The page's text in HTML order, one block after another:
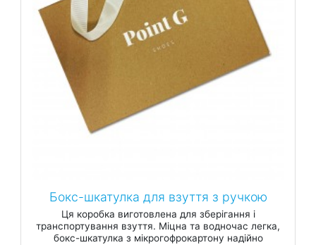
Бокс-шкатулка для взуття з ручкою
Ця коробка виготовлена для зберігання і
транспортування взуття. Міцна та водночас легка,
бокс-шкатулка з мікрогофрокартону надійно